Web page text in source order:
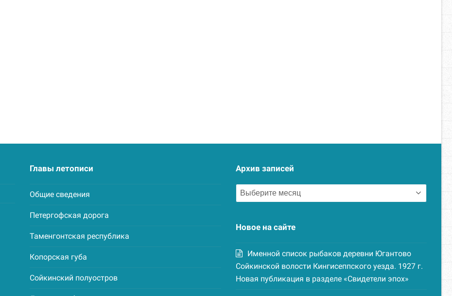
Главы летописи
Общие сведения
Петергофская дорога
Таменгонтская республика
Копорская губа
Сойкинский полуостров
Архив записей
Архив
записей
Новое на сайте
Именной список рыбаков деревни Югантово
Сойкинской волости Кингисеппского уезда. 1927 г.
Новая публикация в разделе «Свидетели эпох»